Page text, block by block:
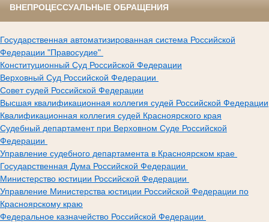
ВНЕПРОЦЕССУАЛЬНЫЕ ОБРАЩЕНИЯ
Государственная автоматизированная система Российской
Федерации "Правосудие"
Конституционный Суд Российской Федерации
Верховный Суд Российской Федерации
Совет судей Российской Федерации
Высшая квалификационная коллегия судей Российской Федерации
Квалификационная коллегия судей Красноярского края
Судебный департамент при Верховном Суде Российской
Федерации
Управление судебного департамента в Красноярском крае
Государственная Дума Российской Федерации
Министерство юстиции Российской Федерации
Управление Министерства юстиции Российской Федерации по
Красноярскому краю
Федеральное казначейство Российской Федерации